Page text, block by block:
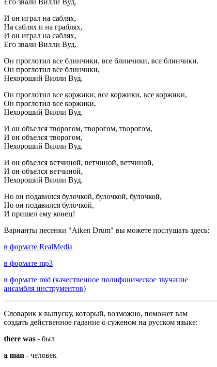
Его звали Вилли Вуд.
И он играл на саблях,
На саблях и на граблях,
И он играл на саблях,
Его звали Вилли Вуд.
Он проглотил все блинчики, все блинчики, все блинчики,
Он проглотил все блинчики,
Нехороший Вилли Вуд.
Он проглотил все коржики, все коржики, все коржики,
Он проглотил все коржики,
Нехороший Вилли Вуд.
И он объелся творогом, творогом, творогом,
И он объелся творогом,
Нехороший Вилли Вуд.
И он объелся ветчиной, ветчиной, ветчиной,
И он объелся ветчиной,
Нехороший Вилли Вуд.
Но он подавился булочкой, булочкой, булочкой,
Но он подавился булочкой,
И пришел ему конец!
Варианты песенки "Aiken Drum" вы можете послушать здесь:
в формате RealMedia
в формате mp3
в формате mid (качественное полифоническое звучание
ансамбля инструментов)
Словарик к выпуску, который, возможно, поможет вам
создать действенное гадание о суженом на русском языке:
there was - был
a man - человек